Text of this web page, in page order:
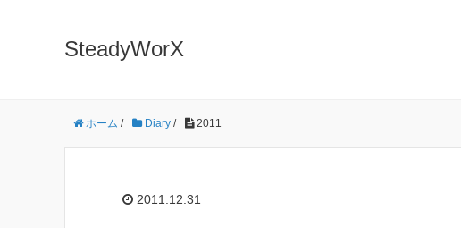
SteadyWorX
ホーム / Diary / 2011
2011.12.31